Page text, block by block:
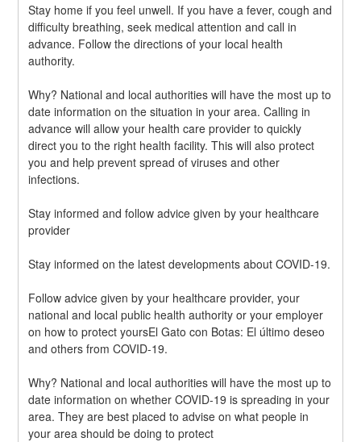
Stay home if you feel unwell. If you have a fever, cough and
difficulty breathing, seek medical attention and call in
advance. Follow the directions of your local health
authority.
Why? National and local authorities will have the most up to
date information on the situation in your area. Calling in
advance will allow your health care provider to quickly
direct you to the right health facility. This will also protect
you and help prevent spread of viruses and other
infections.
Stay informed and follow advice given by your healthcare
provider
Stay informed on the latest developments about COVID-19.
Follow advice given by your healthcare provider, your
national and local public health authority or your employer
on how to protect yoursEl Gato con Botas: El último deseo
and others from COVID-19.
Why? National and local authorities will have the most up to
date information on whether COVID-19 is spreading in your
area. They are best placed to advise on what people in
your area should be doing to protect